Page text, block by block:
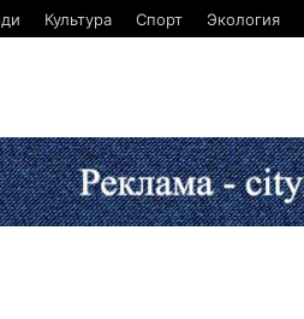
Культура Спорт Экология